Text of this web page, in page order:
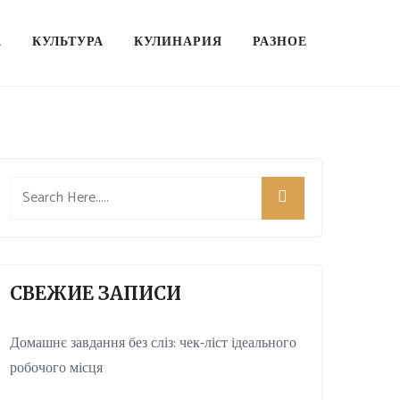
КУЛЬТУРА КУЛИНАРИЯ РАЗНОЕ
СВЕЖИЕ ЗАПИСИ
Домашнє завдання без сліз: чек-ліст ідеального
робочого місця